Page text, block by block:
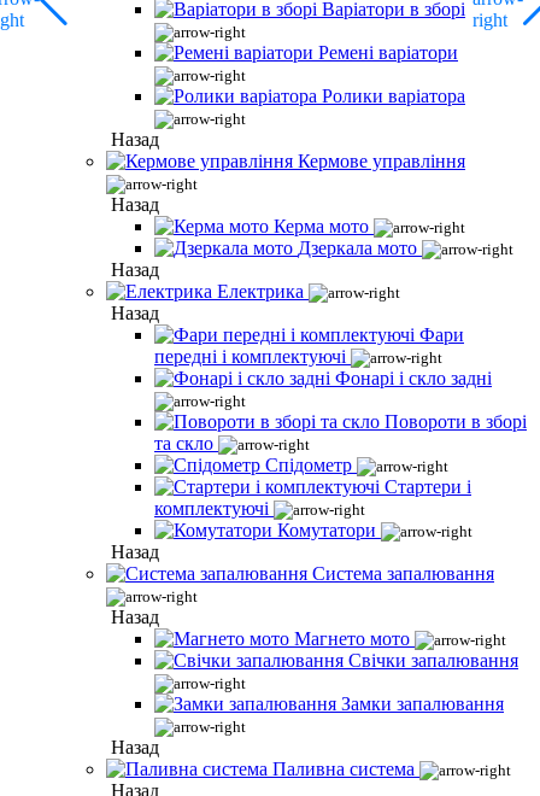
Варіатори в зборі
Ремені варіатори
Ролики варіатора
Назад
Кермове управління
Назад
Керма мото
Дзеркала мото
Назад
Електрика
Назад
Фари
передні і комплектуючі
Фонарі і скло задні
Повороти в зборі
та скло
Спідометр
Стартери і
комплектуючі
Комутатори
Назад
Система запалювання
Назад
Магнето мото
Свічки запалювання
Замки запалювання
Назад
Паливна система
Назад